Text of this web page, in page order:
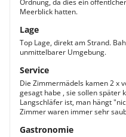
Ordnung, da dies ein
Meerblick hatten.
Lage
Top Lage, direkt am Strand.
unmittelbarer Umgebung.
Service
Die Zimmermädels kamen 2 x
gesagt habe , sie sollen später
Langschläfer ist, man hängt
Zimmer waren immer sehr
Gastronomie